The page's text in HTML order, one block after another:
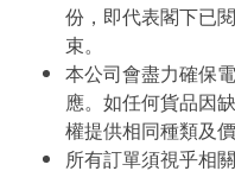
份，即代表閣下已
束。
本公司會盡力確保
應。如任何貨品因
權提供相同種類及
所有訂單須視乎相